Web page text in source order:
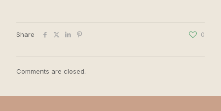
Share 0
Comments are closed.